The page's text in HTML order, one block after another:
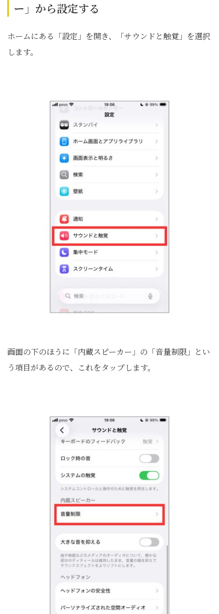
ー」から設定する
ホームにある「設定」を開き、「サウンドと触覚」を選択
します。
画面の下のほうに「内蔵スピーカー」の「音量制限」とい
う項目があるので、これをタップします。